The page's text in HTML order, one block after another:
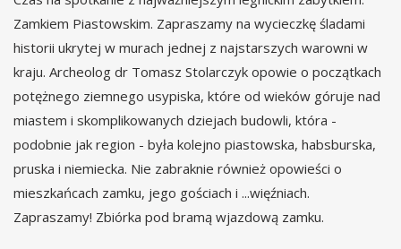
Zamkiem Piastowskim. Zapraszamy na wycieczkę śladami
historii ukrytej w murach jednej z najstarszych warowni w
kraju. Archeolog dr Tomasz Stolarczyk opowie o początkach
potężnego ziemnego usypiska, które od wieków góruje nad
miastem i skomplikowanych dziejach budowli, która -
podobnie jak region - była kolejno piastowska, habsburska,
pruska i niemiecka. Nie zabraknie również opowieści o
mieszkańcach zamku, jego gościach i ...więźniach.
Zapraszamy! Zbiórka pod bramą wjazdową zamku.